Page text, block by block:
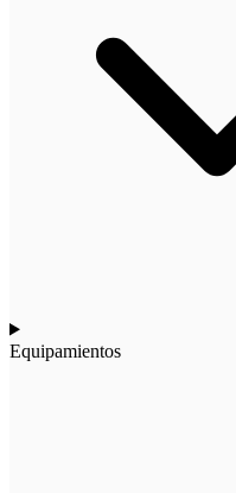
Equipamientos